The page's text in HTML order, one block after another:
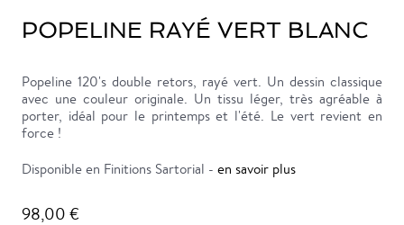
POPELINE RAYÉ VERT BLANC
Popeline 120's double retors, rayé vert. Un dessin classique
avec une couleur originale. Un tissu léger, très agréable à
porter, idéal pour le printemps et l'été. Le vert revient en
force !
Disponible en Finitions Sartorial - en savoir plus
98,00 €